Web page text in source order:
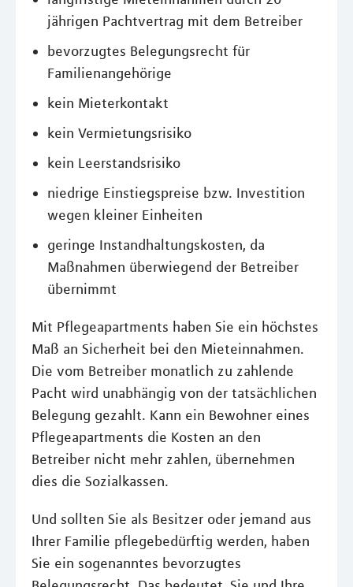
jährigen Pachtvertrag mit dem Betreiber
bevorzugtes Belegungsrecht für
Familienangehörige
kein Mieterkontakt
kein Vermietungsrisiko
kein Leerstandsrisiko
niedrige Einstiegspreise bzw. Investition
wegen kleiner Einheiten
geringe Instandhaltungskosten, da
Maßnahmen überwiegend der Betreiber
übernimmt
Mit Pflegeapartments haben Sie ein höchstes
Maß an Sicherheit bei den Mieteinnahmen.
Die vom Betreiber monatlich zu zahlende
Pacht wird unabhängig von der tatsächlichen
Belegung gezahlt. Kann ein Bewohner eines
Pflegeapartments die Kosten an den
Betreiber nicht mehr zahlen, übernehmen
dies die Sozialkassen.
Und sollten Sie als Besitzer oder jemand aus
Ihrer Familie pflegebedürftig werden, haben
Sie ein sogenanntes bevorzugtes